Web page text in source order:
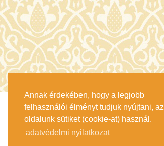
Annak érdekében, hogy a legjobb
felhasználói élményt tudjuk nyújtani, az
oldalunk sütiket (cookie-at) használ.
adatvédelmi nyilatkozat